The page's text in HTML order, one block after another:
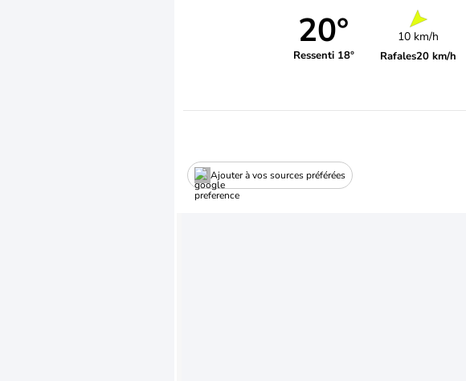
20°
Ressenti 18°
10 km/h
Rafales20 km/h
Ajouter à vos sources préférées